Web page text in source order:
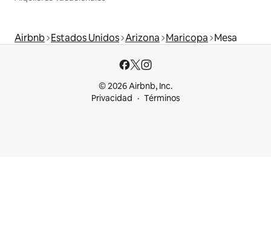
Airbnb Estados Unidos Arizona Maricopa Mesa
© 2026 Airbnb, Inc.
Privacidad
Términos